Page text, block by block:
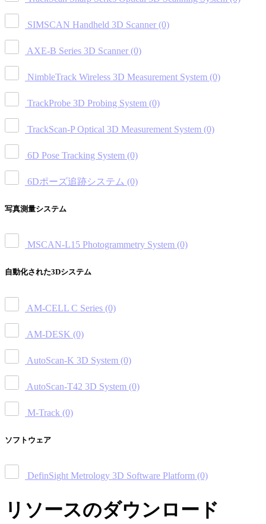
SIMSCAN Handheld 3D Scanner (0)
AXE-B Series 3D Scanner (0)
NimbleTrack Wireless 3D Measurement System (0)
TrackProbe 3D Probing System (0)
TrackScan-P Optical 3D Measurement System (0)
6D Pose Tracking System (0)
6Dポーズ追跡システム (0)
写真測量システム
MSCAN-L15 Photogrammetry System (0)
自動化された3Dシステム
AM-CELL C Series (0)
AM-DESK (0)
AutoScan-K 3D System (0)
AutoScan-T42 3D System (0)
M-Track (0)
ソフトウェア
DefinSight Metrology 3D Software Platform (0)
リソースのダウンロード